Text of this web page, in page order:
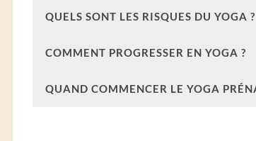
QUELS SONT LES RISQUES DU YOGA ?
COMMENT PROGRESSER EN YOGA ?
QUAND COMMENCER LE YOGA